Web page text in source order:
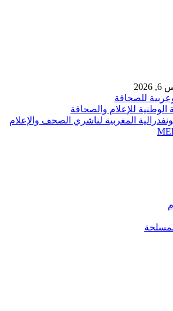
للصحافة
الوطنية للإعلام والصحافة
المغربية لناشري الصحف والإعلام